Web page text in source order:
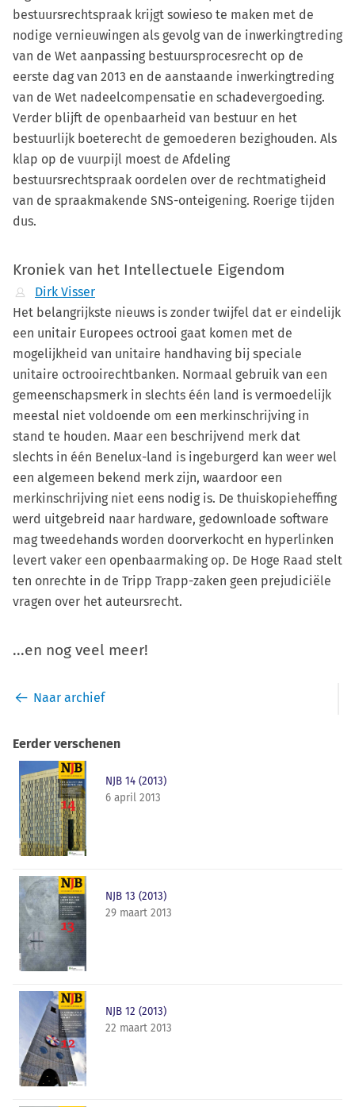
bestuursrechtspraak krijgt sowieso te maken met de
nodige vernieuwingen als gevolg van de inwerkingtreding
van de Wet aanpassing bestuursprocesrecht op de
eerste dag van 2013 en de aanstaande inwerkingtreding
van de Wet nadeelcompensatie en schadevergoeding.
Verder blijft de openbaarheid van bestuur en het
bestuurlijk boeterecht de gemoederen bezighouden. Als
klap op de vuurpijl moest de Afdeling
bestuursrechtspraak oordelen over de rechtmatigheid
van de spraakmakende SNS-onteigening. Roerige tijden
dus.
Kroniek van het Intellectuele Eigendom
Dirk Visser
Het belangrijkste nieuws is zonder twijfel dat er eindelijk
een unitair Europees octrooi gaat komen met de
mogelijkheid van unitaire handhaving bij speciale
unitaire octrooirechtbanken. Normaal gebruik van een
gemeenschapsmerk in slechts één land is vermoedelijk
meestal niet voldoende om een merkinschrijving in
stand te houden. Maar een beschrijvend merk dat
slechts in één Benelux-land is ingeburgerd kan weer wel
een algemeen bekend merk zijn, waardoor een
merkinschrijving niet eens nodig is. De thuiskopieheffing
werd uitgebreid naar hardware, gedownloade software
mag tweedehands worden doorverkocht en hyperlinken
levert vaker een openbaarmaking op. De Hoge Raad stelt
ten onrechte in de Tripp Trapp-zaken geen prejudiciële
vragen over het auteursrecht.
...en nog veel meer!
Naar archief
Eerder verschenen
NJB 14 (2013)
6 april 2013
NJB 13 (2013)
29 maart 2013
NJB 12 (2013)
22 maart 2013